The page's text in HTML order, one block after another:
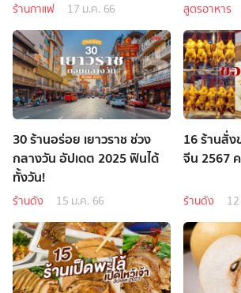
ร้านกาแฟ 17 ม.ค. 66 สูตรอาหาร
30 ร้านอร่อย เยาวราช ช่วง
กลางวัน อัปเดต 2025 ฟินได้
ทั้งวัน!
ร้านดัง 15 ม.ค. 66
16 ร้านสั่ง
จีน 2567
ร้านดัง